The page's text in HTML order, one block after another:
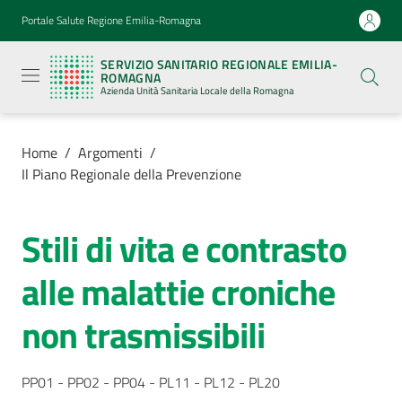
Vai al contenuto
Vai alla navigazione
Vai al footer
Portale Salute Regione Emilia-Romagna
SERVIZIO SANITARIO REGIONALE EMILIA-
ROMAGNA
Azienda Unità Sanitaria Locale della Romagna
Sanitario
Regionale
Emilia-
Romagna
Azienda
Sanitaria
Locale della
Romagna
Azienda
Servizi
Luoghi
cura
Home / Argomenti /
Il Piano Regionale della Prevenzione
Stili di vita e contrasto
alle malattie croniche
non trasmissibili
PP01 - PP02 - PP04 - PL11 - PL12 - PL20